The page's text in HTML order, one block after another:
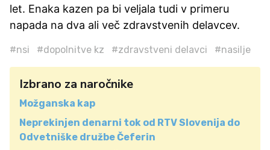
let. Enaka kazen pa bi veljala tudi v primeru
napada na dva ali več zdravstvenih delavcev.
#nsi #dopolnitve kz #zdravstveni delavci #nasilje
Izbrano za naročnike
Možganska kap
Neprekinjen denarni tok od RTV Slovenija do
Odvetniške družbe Čeferin